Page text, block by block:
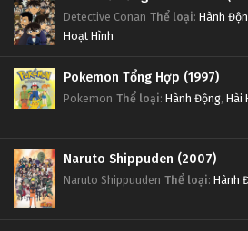
Detective Conan Thể loại: Hành
Hoạt Hình
Pokemon Tổng Hợp (1997)
Pokemon Thể loại: Hành Động, Hài
Naruto Shippuden (2007)
Naruto Shippuuden Thể loại: Hành